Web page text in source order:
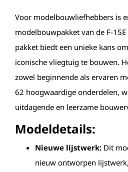
Voor modelbouwliefhebbers is
modelbouwpakket van de F-
pakket biedt een unieke kans
iconische vliegtuig te bouwen.
zowel beginnende als ervaren
62 hoogwaardige onderdelen,
uitdagende en leerzame
Modeldetails:
Nieuwe lijstwerk: Dit
nieuw ontworpen